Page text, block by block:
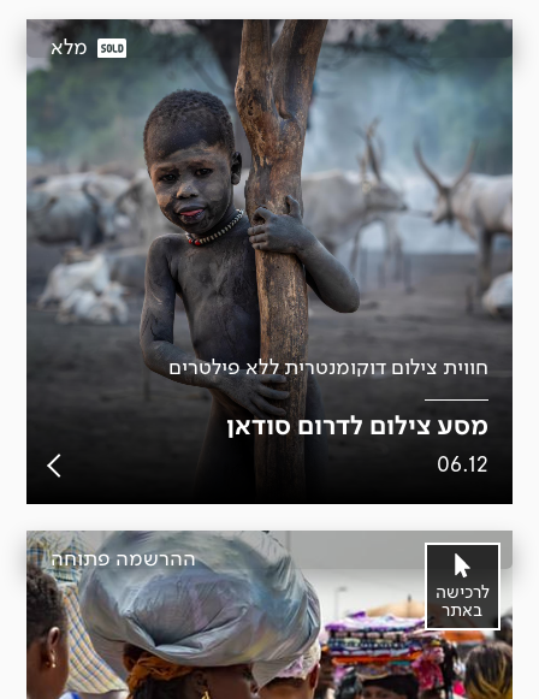
מלא
חווית צילום דוקומנטרית ללא פילטרים
מסע צילום לדרום סודאן
06.12
ההרשמה פתוחה
לרכישה
באתר